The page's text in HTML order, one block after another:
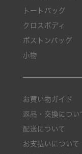
トートバッグ
クロスボディ
ボストンバッグ
小物
お買い物ガイド
返品・交換につい
配送について
お支払いについて